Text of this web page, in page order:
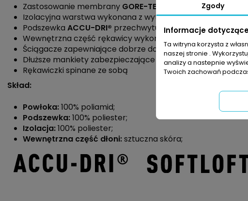
Zastosowanie membrany GORE-TEX®
Glove,
Izolacyjna warstwa wykonana z wytrzymałego poliamidu
Podszewka ACCU-DRI® przechwytuje i odprowadza wilgoć;
Wewnętrzna część rękawicy wykonana z syntetycznej
Ściągacze zapewniające dobrze dopasowanie
Dłuższe mankiety zabezpieczające przed śniegiem
Rękawiczki spinane ze sobą
Skład:
Powłoka:100% poliamid;
Podszewka:100% poliester;
Izolacja:100% poliester;
Wewnętrzna część dłoni:sztuczna skóra;
Zgody
Informacje
Ta witryna korzysta z
naszej stronie .
analizy a nastepnie
Twoich zachowań